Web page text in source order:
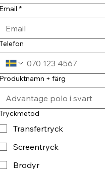
*
+ färg
Transfertryck
Screentryck
Brodyr